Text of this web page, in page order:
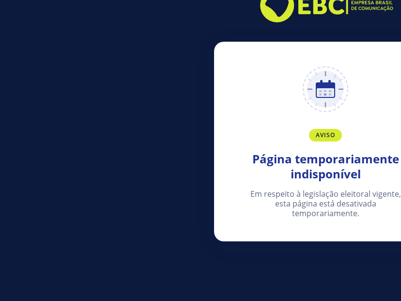
AVISO
Página temporariamente
indisponível
Em respeito à legislação eleitoral vigente,
esta página está desativada
temporariamente.